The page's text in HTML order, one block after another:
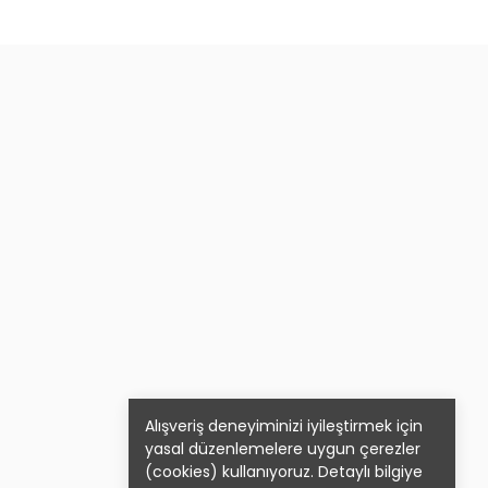
Alışveriş deneyiminizi iyileştirmek için
yasal düzenlemelere uygun çerezler
(cookies) kullanıyoruz. Detaylı bilgiye